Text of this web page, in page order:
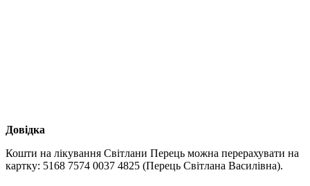
Довідка
Кошти на лікування Світлани Перець можна перерахувати на
картку: 5168 7574 0037 4825 (Перець Світлана Василівна).